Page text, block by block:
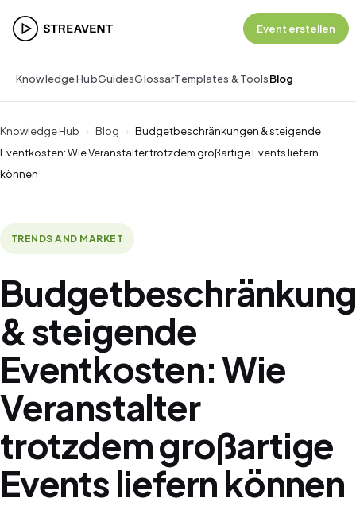
Event erstellen
Knowledge HubGuidesGlossarTemplates & ToolsBlog
Knowledge Hub › Blog › Budgetbeschränkungen & steigende
Eventkosten: Wie Veranstalter trotzdem großartige Events liefern
können
TRENDS AND MARKET
& steigende
Eventkosten: Wie
Veranstalter
trotzdem großartige
Events liefern können